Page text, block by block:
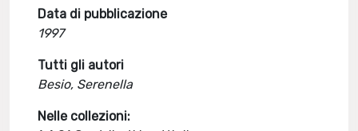
Data di pubblicazione
1997
Tutti gli autori
Besio, Serenella
Nelle collezioni: